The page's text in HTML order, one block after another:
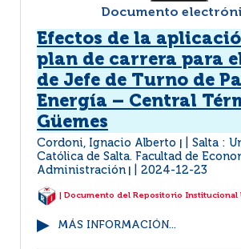
Documento
Efectos de la
plan de carrera para
de Jefe de Turno de
Energía – Central
Güemes
Cordoni, Ignacio Alberto
Salta :
Católica de Salta. Facultad de
Administración
2024-12-23
| Documento del Repositorio Institucional
MÁS INFORMACIÓN...